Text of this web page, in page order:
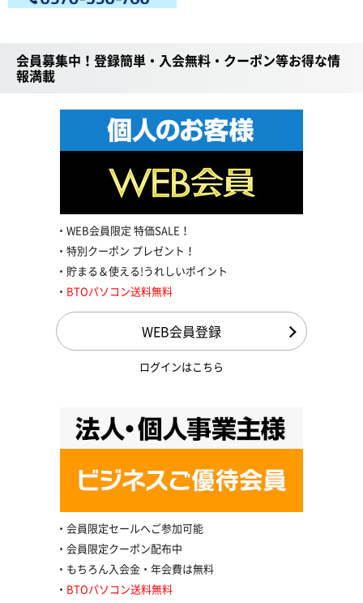
会員募集中！登録簡単・入会無料・クーポン等お得な情
報満載
WEB会員限定 特価SALE！
特別クーポン プレゼント！
貯まる＆使える!うれしいポイント
BTOパソコン送料無料
WEB会員登録
ログインはこちら
会員限定セールへご参加可能
会員限定クーポン配布中
もちろん入会金・年会費は無料
BTOパソコン送料無料